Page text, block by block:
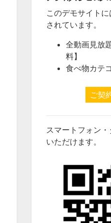
このデモサイト
されています。
全動画見放
料】
食べ物カテ
ご契
スマートフォン
いただけます。